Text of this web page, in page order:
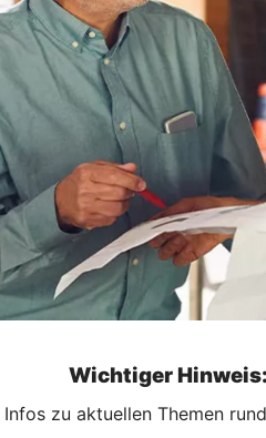
Wichtiger
zu aktuellen Themen